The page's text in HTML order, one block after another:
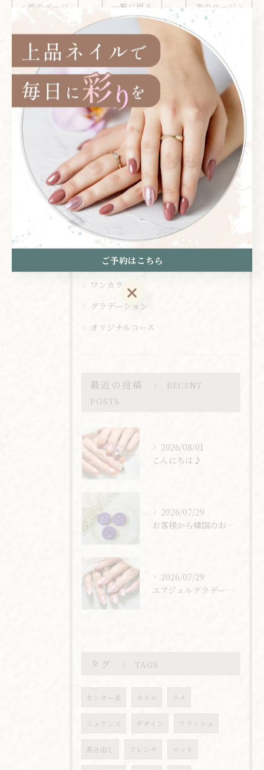
< 前のページ 一覧に戻る 次のページ >
関連タグ
#ニュアンス
カテゴリー CATEGORIES
全てのカテゴリー
マグネット
フット
ワンカラー
グラデーション
オリジナルコース
最近の投稿
RECENT
POSTS
2026/08/01
こんにちは♪
2026/07/29
お客様から韓国のお土産頂きました🇰🇷
2026/07/29
エアジェルグラデーション
タグ TAGS
センター北 ネイル ラメ
ニュアンス デザイン フラッシュ
長さ出し フレンチ マット
ご予約はこちら
ご予約はこちら